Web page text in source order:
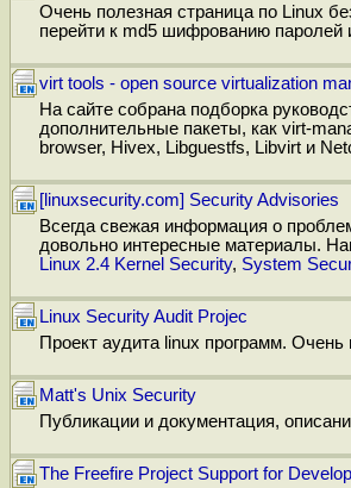
Очень полезная страница по Linux
перейти к md5 шифрованию паролей
virt tools - open source virtualization
На сайте собрана подборка
дополнительные пакеты, как virt-
browser, Hivex, Libguestfs, Libvirt и
[linuxsecurity.com] Security Advisories
Всегда свежая информация о
довольно интересные материалы.
Linux 2.4 Kernel Security, System
Linux Security Audit Projec
Проект аудита linux программ.
Matt's Unix Security
Публикации и документация,
The Freefire Project Support for